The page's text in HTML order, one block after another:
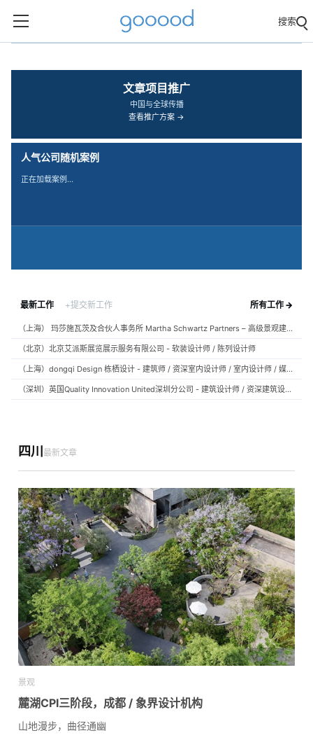
搜索
文章项目推广
中国与全球传播
查看推广方案 →
人气公司随机案例
正在加载案例…
最新工作 +提交新工作 所有工作 →
（上海） 玛莎施瓦茨及合伙人事务所 Martha Schwartz Partners – 高级景观建筑师 Senior Landscape Designer / 景观建筑师 Landscape Designer
（北京）北京艾派斯展览展示服务有限公司 - 软装设计师 / 陈列设计师
（上海）dongqi Design 栋栖设计 - 建筑师 / 资深室内设计师 / 室内设计师 / 媒体及公共关系主管 / 设计实习生（常年招聘）
（深圳）英国Quality Innovation United深圳分公司 - 建筑设计师 / 资深建筑设计师 / 室内设计师 / 设计实习生
四川 最新文章
景观
麓湖CPI三阶段，成都 / 象界设计机构
山地漫步，曲径通幽